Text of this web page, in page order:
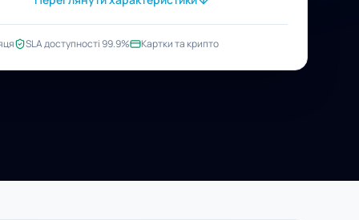
SLA доступності 99.9% Картки та крипто